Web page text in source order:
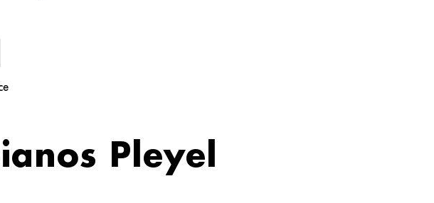
Pleyel